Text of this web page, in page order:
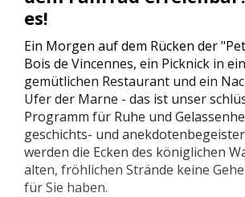
es!
Ein Morgen auf dem Rücken der
Bois de Vincennes, ein Picknick in
gemütlichen Restaurant und ein
Ufer der Marne - das ist unser
Programm für Ruhe und
geschichts- und
werden die Ecken des königlichen
alten, fröhlichen Strände keine
für Sie haben.